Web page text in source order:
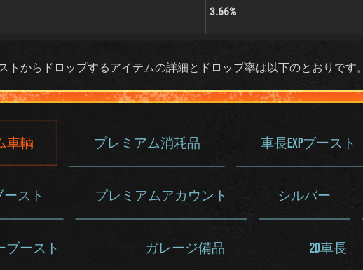
3.66%
トからドロップするアイテムの詳細とドロップ率は以下のとおりです
車輌 プレミアム消耗品 車長EXPブースト
ースト プレミアムアカウント シルバー
ブースト ガレージ備品 2D車長